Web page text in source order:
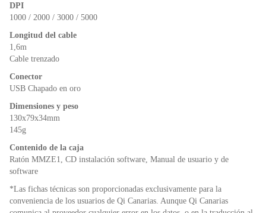
DPI
1000 / 2000 / 3000 / 5000
Longitud del cable
1,6m
Cable trenzado
Conector
USB Chapado en oro
Dimensiones y peso
130x79x34mm
145g
Contenido de la caja
Ratón MMZE1, CD instalación software, Manual de usuario y de
software
*Las fichas técnicas son proporcionadas exclusivamente para la
conveniencia de los usuarios de Qi Canarias. Aunque Qi Canarias